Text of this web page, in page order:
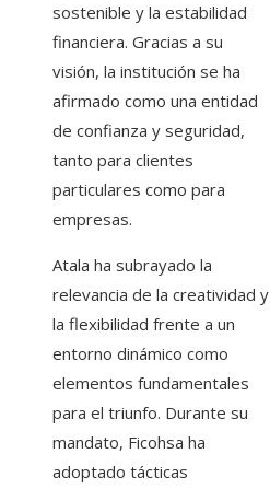
sostenible y la estabilidad
financiera. Gracias a su
visión, la institución se ha
afirmado como una entidad
de confianza y seguridad,
tanto para clientes
particulares como para
empresas.
Atala ha subrayado la
relevancia de la creatividad y
la flexibilidad frente a un
entorno dinámico como
elementos fundamentales
para el triunfo. Durante su
mandato, Ficohsa ha
adoptado tácticas